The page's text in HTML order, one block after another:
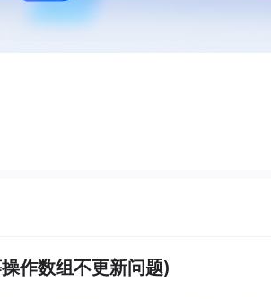
作数组不更新问题)